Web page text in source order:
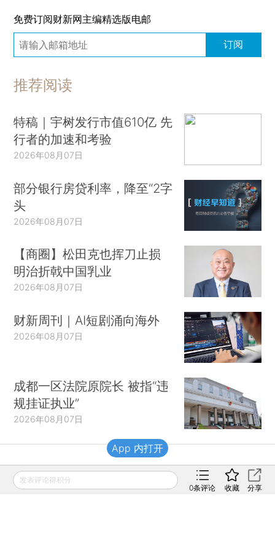
免费订阅财新网主编精选版电邮
订阅
推荐阅读
特稿｜宇树发行市值610亿 先
行者的加速和考验
2026年08月07日
部分银行房贷利率，降至“2字
头
2026年08月07日
【商圈】松田克也挥刀止损
明治折戟中国乳业
2026年08月07日
财新周刊｜AI短剧涌向海外
2026年08月07日
成都一区法院原院长 被指“违
规挂证执业”
2026年08月07日
财新移动
发表评论得积分
0条评论 收藏 分享
App 内打开